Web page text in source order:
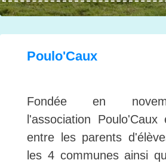
Poulo'Caux
Fondée en
l'association
entre les parents
les 4 communes ainsi